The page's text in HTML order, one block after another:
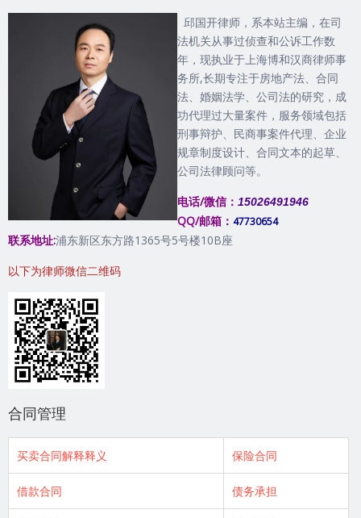
邱国开律师，系本站主编，在司
法机关从事过侦查和公诉工作数
年，现执业于上海博和汉商律师事
务所,长期专注于房地产法、合同
法、婚姻法学、公司法的研究，成
功代理过大量案件，服务领域包括
刑事辩护、民商事案件代理、企业
规章制度设计、合同文本的起草、
公司法律顾问等。
电话/微信： 15026491946
QQ/邮箱： 47730654
联系地址:浦东新区东方路1365号5号楼10B座
以下为律师微信二维码
合同管理
买卖合同解释释义 保险合同
借款合同 债务承担